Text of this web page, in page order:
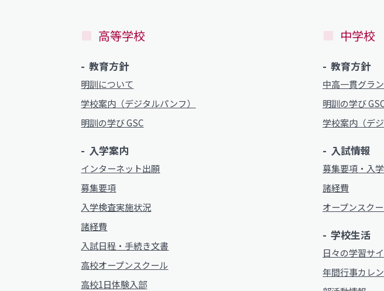
高等学校
教育方針
明訓について
学校案内（デジタルパンフ）
明訓の学び GSC
入学案内
インターネット出願
募集要項
入学検査実施状況
諸経費
入試日程・手続き文書
高校オープンスクール
高校1日体験入部
中学校
教育方針
中高一貫グラ
明訓の学び
学校案内（デ
入試情報
募集要項・入
諸経費
オープンスク
学校生活
日々の学習サ
年間行事カレ